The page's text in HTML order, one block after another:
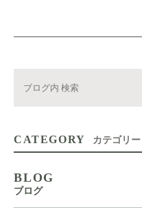
CATEGORY カテゴリー
BLOG
ブログ